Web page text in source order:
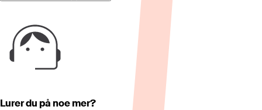
Lurer du på noe mer?